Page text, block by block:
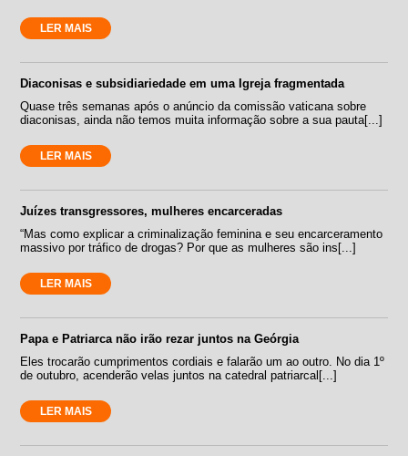
LER MAIS
Diaconisas e subsidiariedade em uma Igreja fragmentada
Quase três semanas após o anúncio da comissão vaticana sobre
diaconisas, ainda não temos muita informação sobre a sua pauta[...]
LER MAIS
Juízes transgressores, mulheres encarceradas
“Mas como explicar a criminalização feminina e seu encarceramento
massivo por tráfico de drogas? Por que as mulheres são ins[...]
LER MAIS
Papa e Patriarca não irão rezar juntos na Geórgia
Eles trocarão cumprimentos cordiais e falarão um ao outro. No dia 1º
de outubro, acenderão velas juntos na catedral patriarcal[...]
LER MAIS